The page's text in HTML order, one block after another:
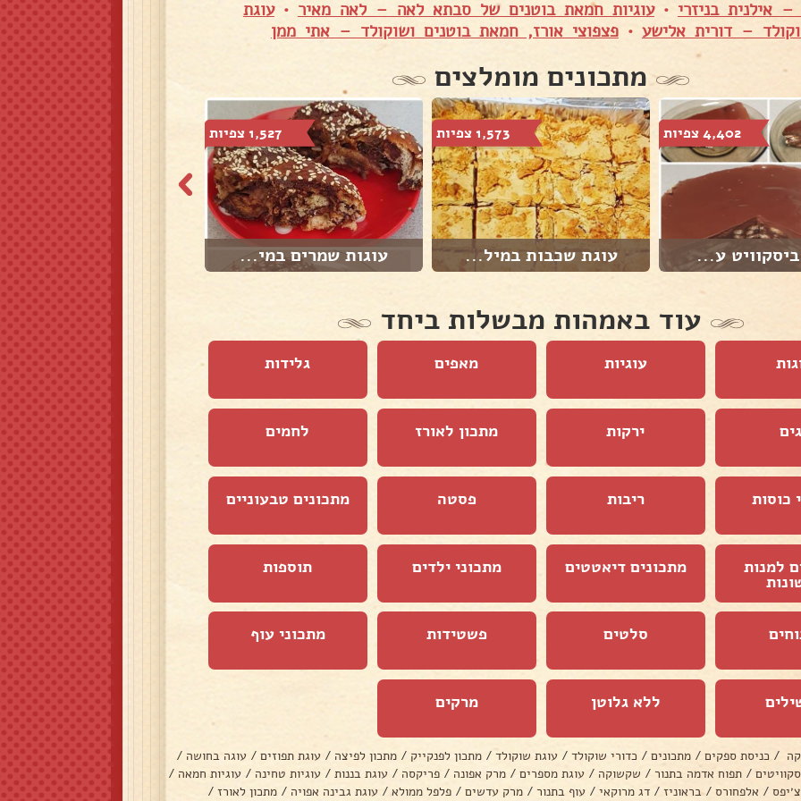
– אילנית בניזרי •עוגיות חמאת בוטנים של סבתא לאה – לאה מאיר •עוגת
– דורית אלישע •פצפוצי אורז, חמאת בוטנים ושוקולד – אתי ממן
מתכונים מומלצים
4,402 צפיות
ע...
1,573 צפיות
עוגת שכבות במיל...
1,527 צפיות
עוגות שמרים במי...
עוד באמהות מבשלות ביחד
עוגיות מאפים גלידות
ירקות מתכון לאורז לחמים
כוסות ריבות פסטה מתכונים טבעוניים
למנות מתכונים דיאטטים מתכוני ילדים תוספות
סלטים פשטידות מתכוני עוף
ללא גלוטן מרקים
/ כניסת ספקים / מתכונים / כדורי שוקולד / עוגת שוקולד / מתכון לפנקייק / מתכון לפיצה / עוגת תפוזים / עוגה בחושה /
/ תפוח אדמה בתנור / שקשוקה / עוגת מספרים / מרק אפונה / פריקסה / עוגת בננות / עוגיות טחינה / עוגיות חמאה /
/ אלפחורס / בראוניז / דג מרוקאי / עוף בתנור / מרק עדשים / פלפל ממולא / עוגת גבינה אפויה / מתכון לאורז /